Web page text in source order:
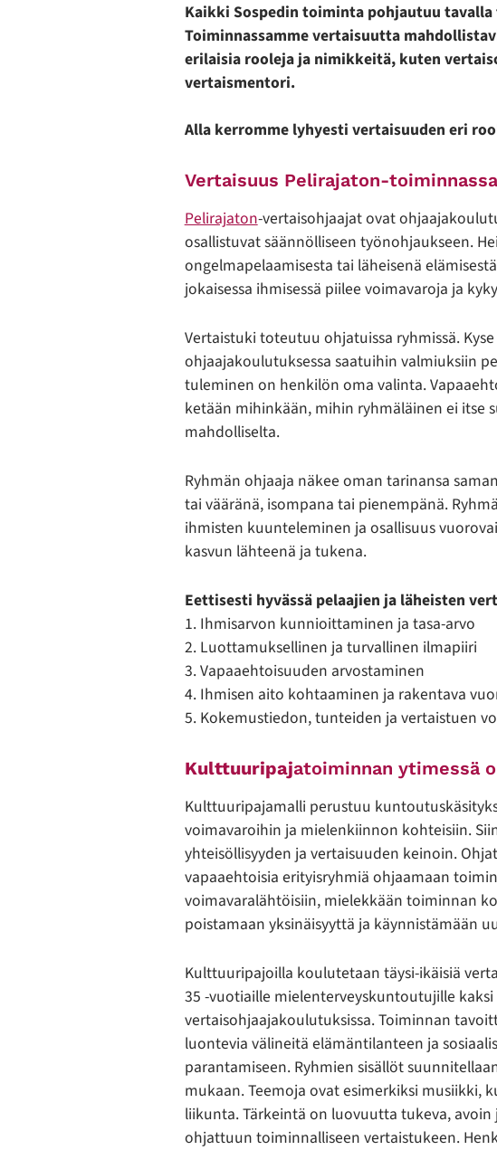
Kaikki Sospedin toiminta pohjautuu
Toiminnassamme vertaisuutta
erilaisia rooleja ja nimikkeitä, kuten
vertaismentori.
Alla kerromme lyhyesti vertaisuuden eri
Vertaisuus Pelirajaton-toiminnassa
Pelirajaton-vertaisohjaajat ovat
osallistuvat säännölliseen työnohjaukseen.
ongelmapelaamisesta tai läheisenä
jokaisessa ihmisessä piilee voimavaroja ja
Vertaistuki toteutuu ohjatuissa ryhmissä.
ohjaajakoulutuksessa saatuihin valmiuksiin
tuleminen on henkilön oma valinta.
ketään mihinkään, mihin ryhmäläinen ei itse
mahdolliselta.
Ryhmän ohjaaja näkee oman tarinansa
tai vääränä, isompana tai pienempänä.
ihmisten kuunteleminen ja osallisuus
kasvun lähteenä ja tukena.
Eettisesti hyvässä pelaajien ja läheisten
1. Ihmisarvon kunnioittaminen ja tasa-arvo
2. Luottamuksellinen ja turvallinen ilmapiiri
3. Vapaaehtoisuuden arvostaminen
4. Ihmisen aito kohtaaminen ja rakentava
5. Kokemustiedon, tunteiden ja vertaistuen
Kulttuuripajatoiminnan ytimessä
Kulttuuripajamalli perustuu
voimavaroihin ja mielenkiinnon kohteisiin.
yhteisöllisyyden ja vertaisuuden keinoin.
vapaaehtoisia erityisryhmiä ohjaamaan
voimavaralähtöisiin, mielekkään toiminnan
poistamaan yksinäisyyttä ja käynnistämään
Kulttuuripajoilla koulutetaan täysi-ikäisiä
35 -vuotiaille mielenterveyskuntoutujille
vertaisohjaajakoulutuksissa. Toiminnan
luontevia välineitä elämäntilanteen ja
parantamiseen. Ryhmien sisällöt
mukaan. Teemoja ovat esimerkiksi
liikunta. Tärkeintä on luovuutta tukeva,
ohjattuun toiminnalliseen vertaistukeen.